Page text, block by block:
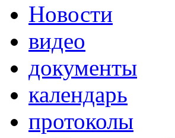
Новости
видео
документы
календарь
протоколы